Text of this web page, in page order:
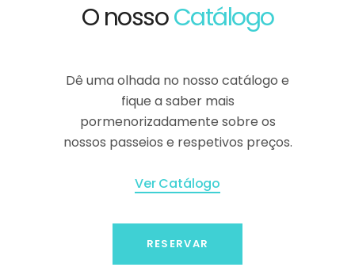
O nossoCatálogo
Dê uma olhada no nosso catálogo e
fique a saber mais
pormenorizadamente sobre os
nossos passeios e respetivos preços.
Ver Catálogo
RESERVAR